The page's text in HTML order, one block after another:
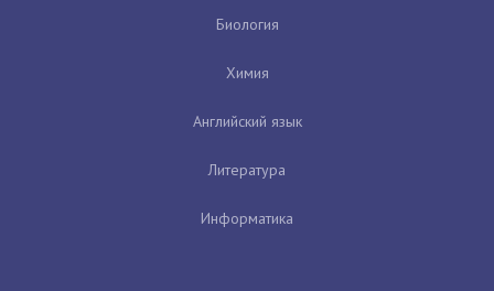
Биология
Химия
Английский язык
Литература
Информатика